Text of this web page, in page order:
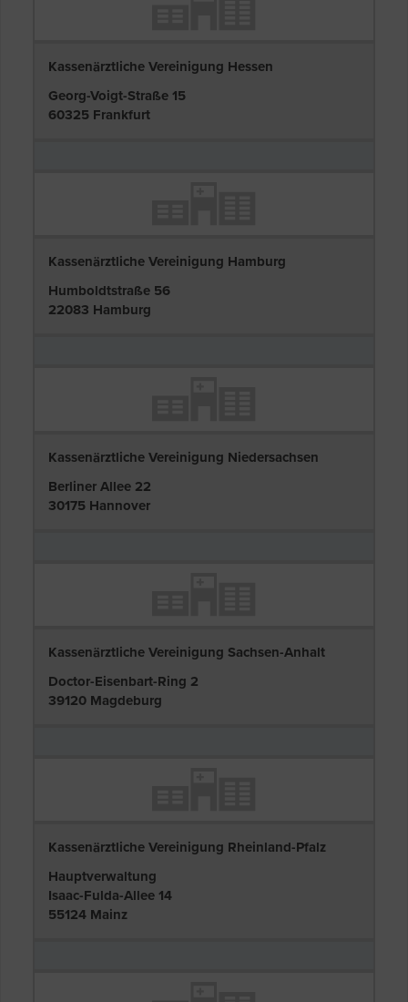
Kassenärztliche Vereinigung Hessen
Georg-Voigt-Straße 15
60325 Frankfurt
Kassenärztliche Vereinigung Hamburg
Humboldtstraße 56
22083 Hamburg
Kassenärztliche Vereinigung Niedersachsen
Berliner Allee 22
30175 Hannover
Kassenärztliche Vereinigung Sachsen-Anhalt
Doctor-Eisenbart-Ring 2
39120 Magdeburg
Kassenärztliche Vereinigung Rheinland-Pfalz
Hauptverwaltung
Isaac-Fulda-Allee 14
55124 Mainz